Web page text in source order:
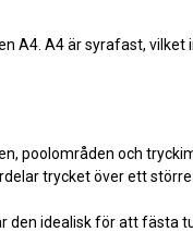
A4. A4 är syrafast,
poolområden och
trycket över ett
den idealisk för att fästa